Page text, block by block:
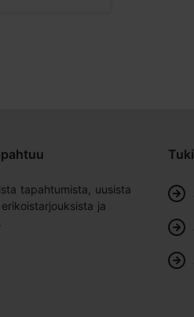
tapahtumista, uusista
ja
Tuki